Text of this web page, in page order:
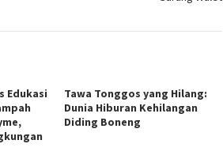
Edukasi
Tawa Tonggos yang Hilang:
Dunia Hiburan Kehilangan
Diding Boneng